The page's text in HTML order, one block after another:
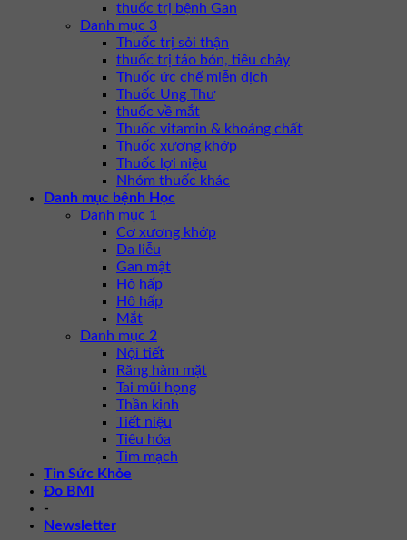
thuốc trị bệnh Gan
Danh mục 3
Thuốc trị sỏi thận
thuốc trị táo bón, tiêu chảy
Thuốc ức chế miễn dịch
Thuốc Ung Thư
thuốc về mắt
Thuốc vitamin & khoáng chất
Thuốc xương khớp
Thuốc lợi niệu
Nhóm thuốc khác
Danh mục bệnh Học
Danh mục 1
Cơ xương khớp
Da liễu
Gan mật
Hô hấp
Hô hấp
Mắt
Danh mục 2
Nội tiết
Răng hàm mặt
Tai mũi họng
Thần kinh
Tiết niệu
Tiêu hóa
Tim mạch
Tin Sức Khỏe
Đo BMI
-
Newsletter